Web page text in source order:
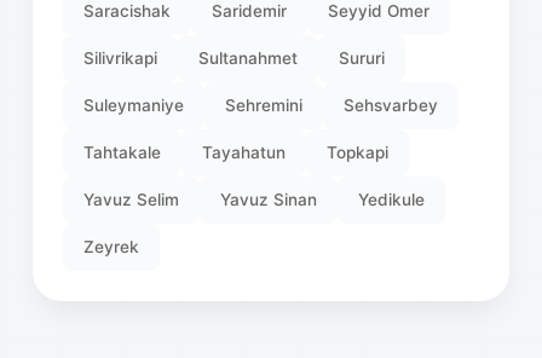
Saracishak Saridemir Seyyid Omer
Silivrikapi Sultanahmet Sururi
Suleymaniye Sehremini Sehsvarbey
Tahtakale Tayahatun Topkapi
Yavuz Selim Yavuz Sinan Yedikule
Zeyrek